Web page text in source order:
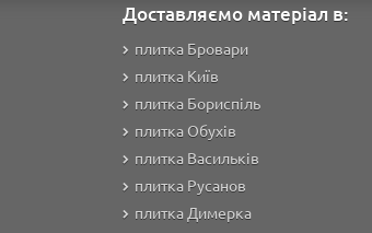
Доставляємо матеріал в:
плитка Бровари
плитка Київ
плитка Бориспіль
плитка Обухів
плитка Васильків
плитка Русанов
плитка Димерка